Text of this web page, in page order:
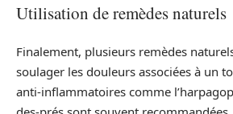
Utilisation de remèdes naturels
Finalement, plusieurs remèdes
soulager les douleurs associées à un
anti-inflammatoires comme